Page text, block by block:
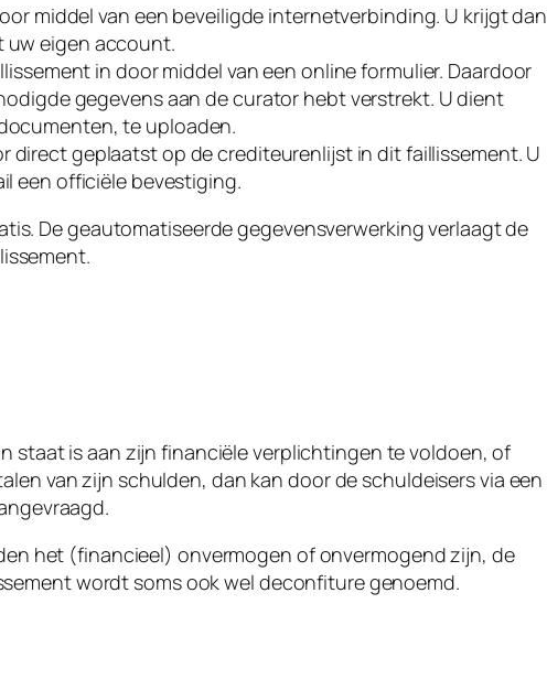
middel van een beveiligde internetverbinding. U krijgt dan
eigen account.
in door middel van een online formulier. Daardoor
gegevens aan de curator hebt verstrekt. U dient
te uploaden.
direct geplaatst op de crediteurenlijst in dit faillissement. U
een officiële bevestiging.
De geautomatiseerde gegevensverwerking verlaagt de
staat is aan zijn financiële verplichtingen te voldoen, of
van zijn schulden, dan kan door de schuldeisers via een
het (financieel) onvermogen of onvermogend zijn, de
wordt soms ook wel deconfiture genoemd.